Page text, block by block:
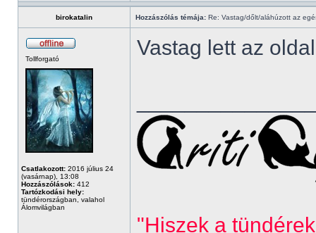
birokatalin Hozzászólás témája: Re: Vastag/dőlt/aláhúzott az
Tollforgató
Csatlakozott: 2016 július 24
(vasárnap), 13:08
Hozzászólások: 412
Tartózkodási hely:
tündérországban, valahol
Álomvilágban
Vastag lett az
"Hiszek a